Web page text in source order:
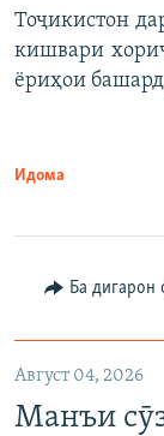
Тоҷикистон
кишвари
ёриҳои
Идома
Ба дигарон
Август 04, 2026
Манъи